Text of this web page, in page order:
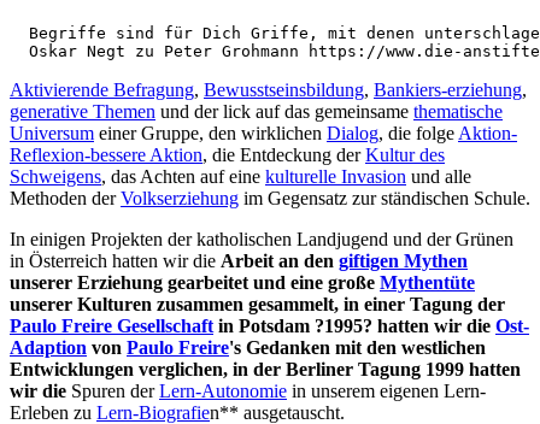
Begriffe sind für Dich Griffe, mit denen
Oskar Negt zu Peter Grohmann https://www.die-
Aktivierende Befragung, Bewusstseinsbildung, Bankiers-erziehung,
generative Themen und der lick auf das gemeinsame thematische
Universum einer Gruppe, den wirklichen Dialog, die folge Aktion-
Reflexion-bessere Aktion, die Entdeckung derKultur des
Schweigens, das Achten auf eine kulturelle Invasion und alle
Methoden derVolkserziehung im Gegensatz zur ständischen Schule.
In einigen Projekten der katholischen Landjugend und der Grünen
in Österreich hatten wir die Arbeit an den giftigen Mythen
unserer Erziehung gearbeitet und eine große Mythentüte
unserer Kulturen zusammen gesammelt, in einer Tagung der
Paulo Freire Gesellschaft in Potsdam ?1995? hatten wir die Ost-
Adaption von Paulo Freire's Gedanken mit den westlichen
Entwicklungen verglichen, in der Berliner Tagung 1999 hatten
wir die Spuren derLern-Autonomie in unserem eigenen Lern-
Erleben zu Lern-Biografien** ausgetauscht.